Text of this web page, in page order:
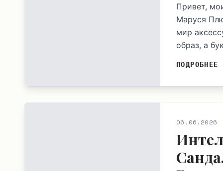
Привет,
Маруся
мир
образ, а
ПОДРОБНЕЕ
06.06.2026